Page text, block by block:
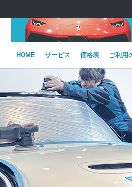
HOME サービス 価格表 ご利用